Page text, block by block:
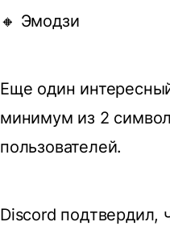
🔸 Эмодзи
Еще один
минимум из 2
пользователей.
Discord подтвердил,